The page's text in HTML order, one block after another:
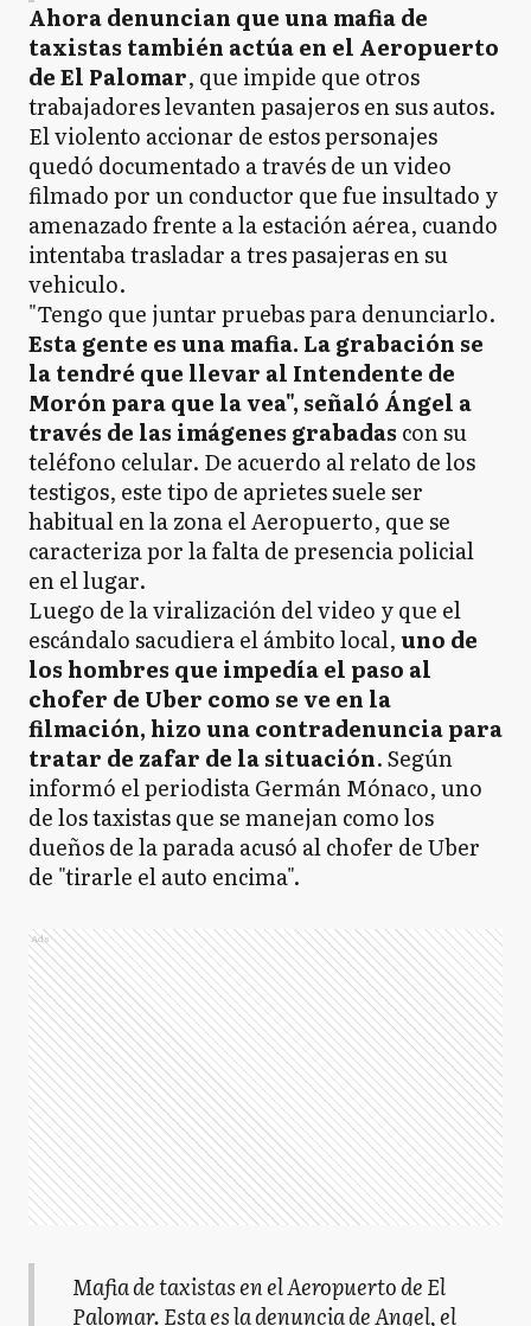
Ahora denuncian que una mafia de
taxistas también actúa en el Aeropuerto
de El Palomar, que impide que otros
trabajadores levanten pasajeros en sus autos.
El violento accionar de estos personajes
quedó documentado a través de un video
filmado por un conductor que fue insultado y
amenazado frente a la estación aérea, cuando
intentaba trasladar a tres pasajeras en su
vehiculo.
"Tengo que juntar pruebas para denunciarlo.
Esta gente es una mafia. La grabación se
la tendré que llevar al Intendente de
Morón para que la vea", señaló Ángel a
través de las imágenes grabadas con su
teléfono celular. De acuerdo al relato de los
testigos, este tipo de aprietes suele ser
habitual en la zona el Aeropuerto, que se
caracteriza por la falta de presencia policial
en el lugar.
Luego de la viralización del video y que el
escándalo sacudiera el ámbito local,uno de
los hombres que impedía el paso al
chofer de Uber como se ve en la
filmación, hizo una contradenuncia para
tratar de zafar de la situación. Según
informó el periodista Germán Mónaco, uno
de los taxistas que se manejan como los
dueños de la parada acusó al chofer de Uber
de "tirarle el auto encima".
Ads
Mafia de taxistas en el Aeropuerto de El
Palomar. Esta es la denuncia de Angel, el